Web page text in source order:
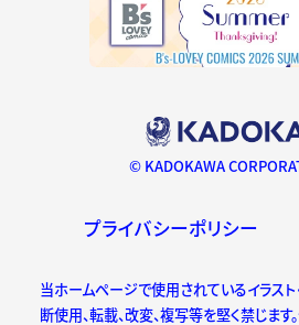
© KADOKAWA
プライバシーポリシー
当ホームページで使用されているイラスト
断使用、転載、改変、複写等を堅く禁じま